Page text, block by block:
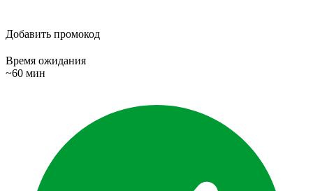
Добавить промокод
Время ожидания
~60 мин